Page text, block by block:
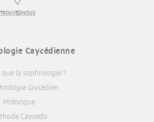
TROUVEZ-NOUS
Caycédienne
que la sophrologie ?
caycédien
Historique
Caycedo